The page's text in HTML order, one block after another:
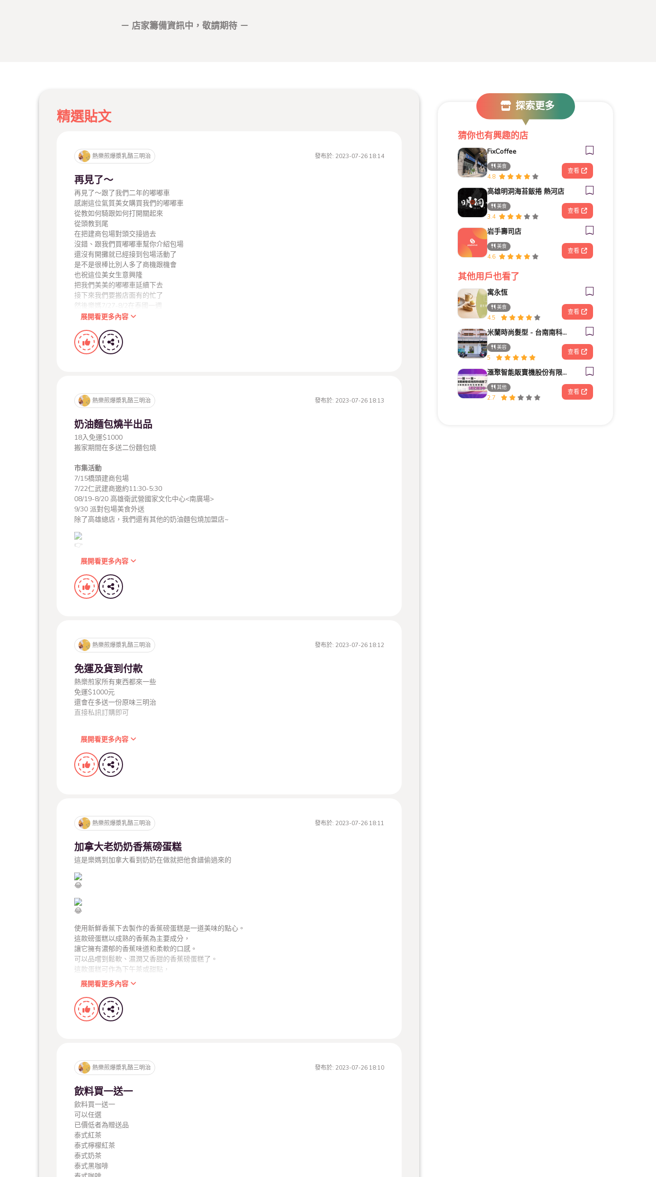
－ 店家籌備資訊中，敬請期待 －
精選貼文
熱樂煎爆漿乳酪三明治 發布於: 2023-07-26 18:14
再見了～
再見了～跟了我們二年的嘟嘟車
感謝這位氣質美女購買我們的嘟嘟車
從教如何騎跟如何打開關起來
從頭教到尾
在把建商包場對頭交接過去
沒錯、跟我們買嘟嘟車幫你介紹包場
還沒有開攤就已經接到包場活動了
是不是很棒比別人多了商機跟機會
也祝這位美女生意興隆
把我們美美的嘟嘟車延續下去
接下來我們要搬店面有的忙了
然後樂媽7/27-8/2在泰國一週
9/4在加拿大待到11中才會回台灣
8/6 派對包場美食外送
9/30 派對包場美食外送
除了高雄總店，我們還有其他的奶油麵包燒加盟店~
苗栗尚順育樂世界
臺北市兒童新樂園 3F 早上10點~下午5點
奶油麵包燒-高雄苓雅武仁店
早上9:00準時準備熱煎三明治給大家
熱樂煎爆漿乳酪三明治
宅配訂單連結
https://reurl.cc/OAoLxr
宅配滿1500元免運
宅配line : Yeelujohn
特盛吃貨艾嘉推薦開箱文
https://youtu.be/aaVa4YId34Y
#爆漿乳酪三明治
#美食DIY
#營養早午餐
#高雄早午餐
#早午餐推薦
#美食推薦
#高雄必吃
#特調美味飲品
#歡迎校慶市集活動邀約
展開看更多內容
熱樂煎爆漿乳酪三明治 發布於: 2023-07-26 18:13
奶油麵包燒半出品
18入免運$1000
搬家期間在多送二份麵包燒
市集活動
7/15橋頭建商包場
7/22仁武建商邀約11:30-5:30
08/19-8/20 高雄衛武營國家文化中心<南廣場>
9/30 派對包場美食外送
除了高雄總店，我們還有其他的奶油麵包燒加盟店~
苗栗尚順育樂世界
奶油麵包燒-高雄苓雅武仁店
奶油麵包燒～林園店
歡迎市集邀約/企業包場/美食外送
我們營業時間為
早上9:00準時準備熱煎三明治給大家
高雄市三民區博愛一路330號到7/21
熱樂煎爆漿乳酪三明治
半成品 宅配/ 高雄自取訂購
宅配訂單連結
宅配滿1500元免運
宅配line : Yeelujohn
半成品買10送一
展開看更多內容
熱樂煎爆漿乳酪三明治 發布於: 2023-07-26 18:12
免運及貨到付款
熱樂煎家所有東西都來一些
免運$1000元
還會在多送一份原味三明治
直接私訊訂購即可
展開看更多內容
熱樂煎爆漿乳酪三明治 發布於: 2023-07-26 18:11
加拿大老奶奶香蕉磅蛋糕
這是樂媽到加拿大看到奶奶在做就把他食譜偷過來的
使用新鮮香蕉下去製作的香蕉磅蛋糕是一道美味的點心。
這款磅蛋糕以成熟的香蕉為主要成分，
讓它擁有濃郁的香蕉味道和柔軟的口感。
可以品嚐到鬆軟、濕潤又香甜的香蕉磅蛋糕了。
這款蛋糕可作為下午茶或甜點，
搭配一杯熱茶或咖啡更加美味。
香蕉磅蛋糕不僅味道出眾
無論是單獨享用還是與家人朋友分享，這款香蕉磅蛋糕都能帶給你愉悅的味覺體驗。
展開看更多內容
熱樂煎爆漿乳酪三明治 發布於: 2023-07-26 18:10
飲料買一送一
飲料買一送一
可以任選
已價低者為贈送品
泰式紅茶
泰式檸檬紅茶
泰式奶茶
泰式黑咖啡
探索更多
猜你也有興趣的店
FixCoffee
美食
4.8
查看
高雄明洞海苔飯捲 熱河店
美食
3.4
查看
岩手壽司店
美食
4.6
查看
其他用戶也看了
寓永恆
美食
4.5
查看
米蘭時尚髮型 - 台南南科新市旗艦店
美容
5
查看
滙聚智能販賣機股份有限公司
其他
2.7
查看